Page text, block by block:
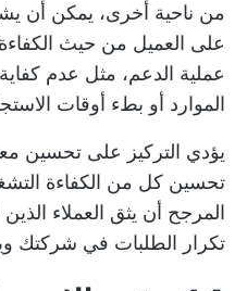
من ناحية أخرى، يمكن أن
على العميل من حيث
عملية الدعم، مثل عدم
الموارد أو بطء أوقات
يؤدي التركيز على تحسين
تحسين كل من الكفاءة
المرجح أن يثق العملاء
تكرار الطلبات في شركتك